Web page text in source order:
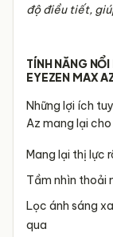
độ điều tiết,
TÍNH NĂNG
EYEZEN MAX
Những lợi ích
Az mang lại
Mang lại thị lực
Tầm nhìn thoải
Lọc ánh sáng
qua